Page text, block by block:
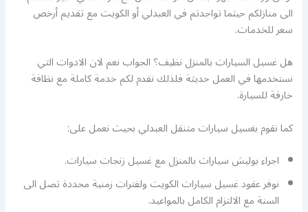
الى منازلكم حيثما تواجدتم في العبدلي أو الكويت مع تقديم أرخص
سعر للخدمات.
هل غسيل السيارات بالمنزل نظيف؟ الجواب نعم لان الادوات التي
نستخدمها في العمل حديثة فلذلك نقدم لكم خدمة كاملة مع نظافة
خارقة للسيارة.
كما نقوم بغسيل سيارات متنقل العبدلي بحيث نعمل على:
اجراء بوليش سيارات بالمنزل مع غسيل زنجات سيارات.
نوفر عقود غسيل سيارات الكويت ولفترات زمنية محددة تصل الى
السنة مع الالتزام الكامل بالمواعيد.